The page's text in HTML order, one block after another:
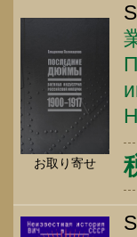
お取り寄せ